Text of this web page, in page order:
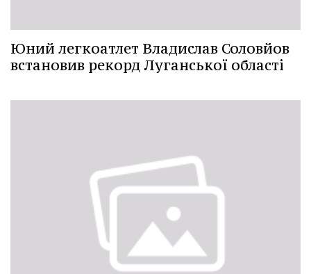
Юний легкоатлет Владислав Соловйов
встановив рекорд Луганської області